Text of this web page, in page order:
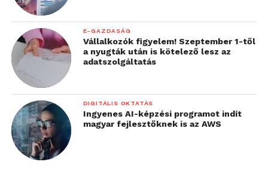
E-GAZDASÁG
Vállalkozók figyelem! Szeptember 1-től
a nyugták után is kötelező lesz az
adatszolgáltatás
DIGITÁLIS OKTATÁS
Ingyenes AI-képzési programot indít
magyar fejlesztőknek is az AWS